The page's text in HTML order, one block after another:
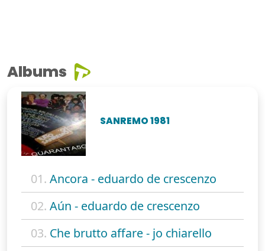
Albums
SANREMO 1981
01. Ancora - eduardo de crescenzo
02. Aún - eduardo de crescenzo
03. Che brutto affare - jo chiarello